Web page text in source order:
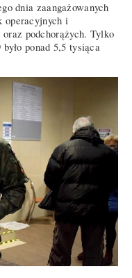
dnia zaangażowanych
operacyjnych i
podchorążych. Tylko
ponad 5,5 tysiąca